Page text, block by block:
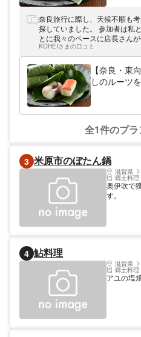
す。手作
比べや、
今まで知
介する
店」は東
利な近鉄
以外にも
サービス
奈良旅行に際し、天候不順も
探していました。 参加者は私
とに我々のペースに店長さん
した。 二人分で量も多かった
でいただきました。 自分達で
高の経験となりました。 多く
な、と思います。 お店の方々
に接客されていました。 大変
ございました。
KOHEIさまの口コミ
【奈良・東
しのルーツ
全1件のプ
3 米原市のぼたん鍋
滋賀県
郷土料理
奥伊吹で
す。
4 鮎料理
滋賀県
郷土料理
アユの塩